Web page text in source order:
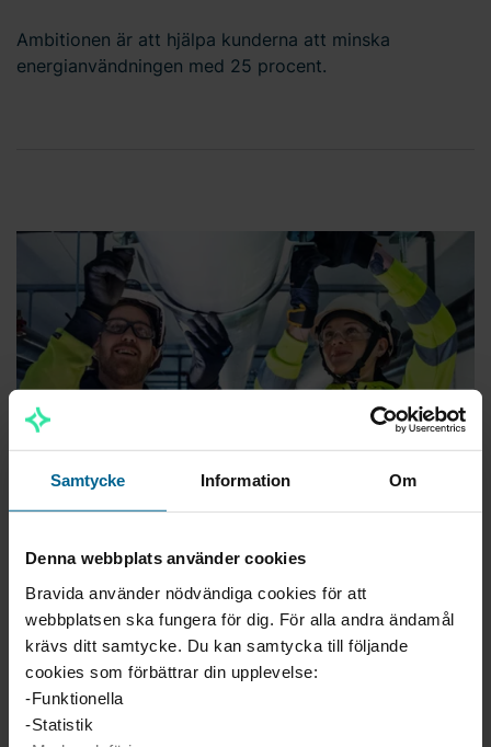
Samtycke Information Om
Denna webbplats använder cookies
Bravida använder nödvändiga cookies för att
webbplatsen ska fungera för dig. För alla andra ändamål
krävs ditt samtycke. Du kan samtycka till följande
cookies som förbättrar din upplevelse:
-Funktionella
-Statistik
Ambitionen är att hjälpa kunderna att minska
energianvändningen med 25 procent.
Vi identifierar enkla energibesparande åtgärder
Det kan exempelvis handla om byte av gamla
värmepumpar, ventilationsaggregat eller belysning till
nya energieffektiva alternativ.